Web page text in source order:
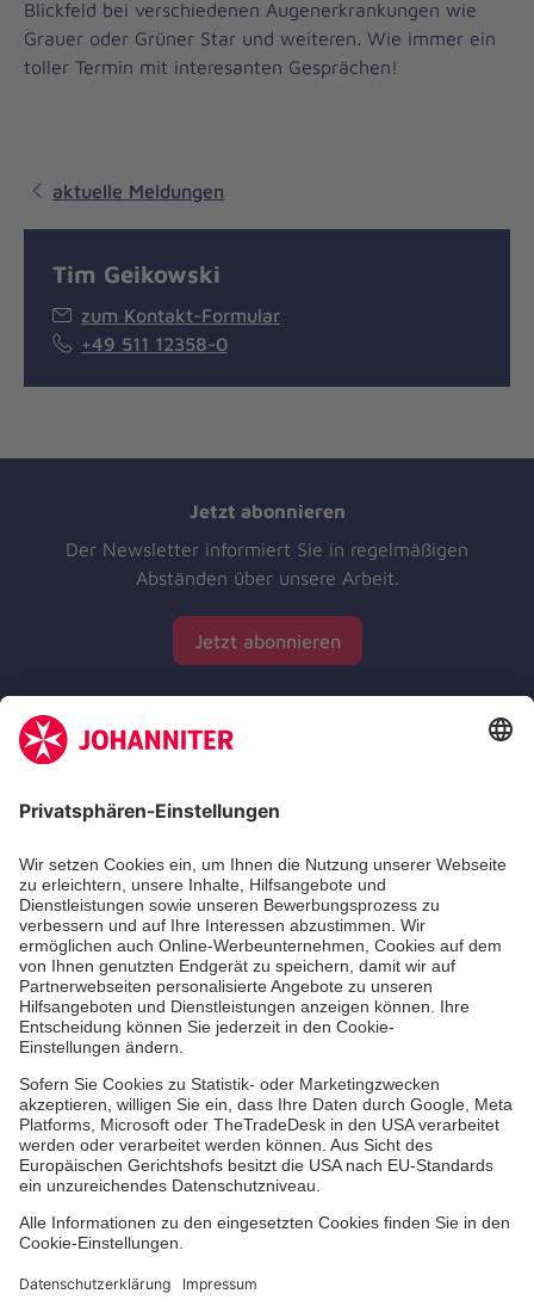
Blickfeld bei verschiedenen Augenerkrankungen wie
Grauer oder Grüner Star und weiteren. Wie immer ein
toller Termin mit interesanten Gesprächen!
aktuelle Meldungen
Tim Geikowski
zum Kontakt-Formular
+49 511 12358-0
Jetzt abonnieren
Der Newsletter informiert Sie in regelmäßigen
Abständen über unsere Arbeit.
Jetzt abonnieren
Zertifizierung der Johanniter-Unfall-Hilfe e.V.
Die Johanniter GmbH führt das Spendenzertifikat
des Deutschen Spendenrats e.V.
Dienste & Leistungen
Mitarbeiten & Lernen